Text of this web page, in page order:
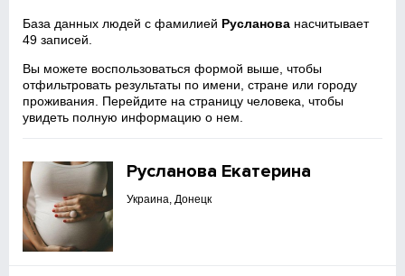
База данных людей с фамилией Русланова насчитывает
49 записей.
Вы можете воспользоваться формой выше, чтобы
отфильтровать результаты по имени, стране или городу
проживания. Перейдите на страницу человека, чтобы
увидеть полную информацию о нем.
Русланова Екатерина
Украина, Донецк